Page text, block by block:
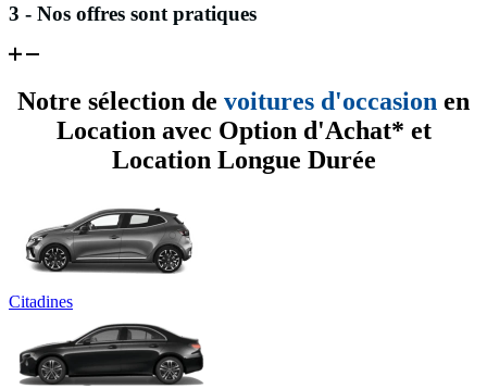
3 - Nos offres sont pratiques
Notre sélection de voitures d'occasion en
Location avec Option d'Achat* et
Location Longue Durée
Citadines